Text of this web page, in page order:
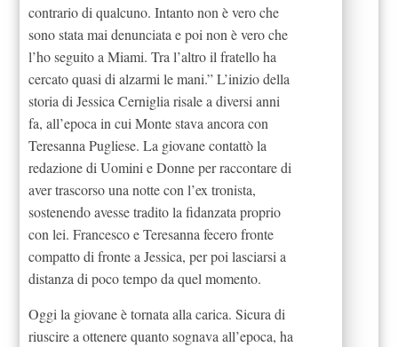
contrario di qualcuno. Intanto non è vero che
sono stata mai denunciata e poi non è vero che
l’ho seguito a Miami. Tra l’altro il fratello ha
cercato quasi di alzarmi le mani.” L’inizio della
storia di Jessica Cerniglia risale a diversi anni
fa, all’epoca in cui Monte stava ancora con
Teresanna Pugliese. La giovane contattò la
redazione di Uomini e Donne per raccontare di
aver trascorso una notte con l’ex tronista,
sostenendo avesse tradito la fidanzata proprio
con lei. Francesco e Teresanna fecero fronte
compatto di fronte a Jessica, per poi lasciarsi a
distanza di poco tempo da quel momento.
Oggi la giovane è tornata alla carica. Sicura di
riuscire a ottenere quanto sognava all’epoca, ha